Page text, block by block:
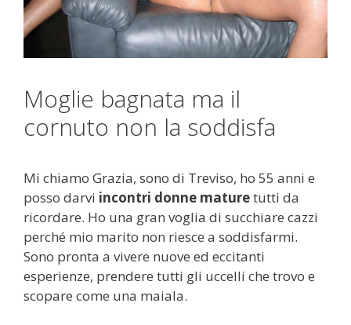
Moglie bagnata ma il
cornuto non la soddisfa
Mi chiamo Grazia, sono di Treviso, ho 55 anni e
posso darvi incontri donne maturetutti da
ricordare. Ho una gran voglia di succhiare cazzi
perché mio marito non riesce a soddisfarmi.
Sono pronta a vivere nuove ed eccitanti
esperienze, prendere tutti gli uccelli che trovo e
scopare come una maiala.